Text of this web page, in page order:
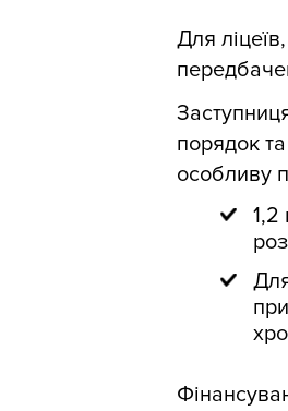
Для
порядок
особливу
1,2